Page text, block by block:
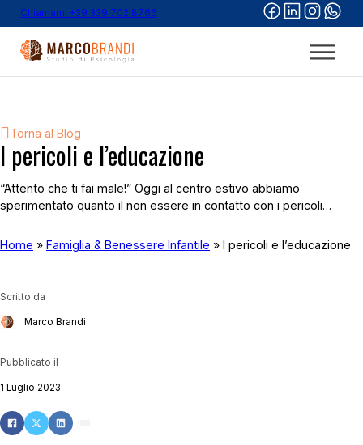
Chiamami +39 339 702 8766
I pericoli e l’educazione
“Attento che ti fai male!” Oggi al centro estivo abbiamo
sperimentato quanto il non essere in contatto con i pericoli…
Home » Famiglia & Benessere Infantile » I pericoli e l’educazione
Scritto da
Marco Brandi
Pubblicato il
1 Luglio 2023
Torna al Blog